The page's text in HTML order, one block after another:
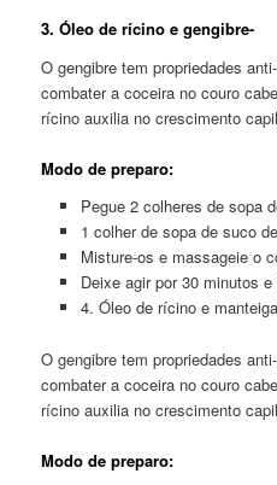
3. Óleo de rícino e gengibre-
O gengibre tem propriedades
combater a coceira no couro
rícino auxilia no crescimento
Modo de preparo:
Pegue 2 colheres de sopa
1 colher de sopa de suco
Misture-os e massageie o
Deixe agir por 30 minutos
4. Óleo de rícino e
O gengibre tem propriedades
combater a coceira no couro
rícino auxilia no crescimento
Modo de preparo: